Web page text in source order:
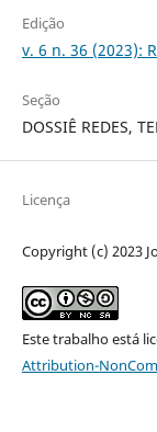
Edição
v. 6 n. 36 (2023):
Seção
DOSSIÊ REDES,
Licença
Copyright (c) 2023
Este trabalho está
Attribution-